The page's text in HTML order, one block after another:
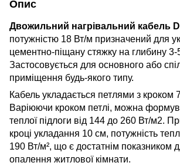
Опис
Двожильний нагрівальний кабель
потужністю 18 Вт/м призначений для
цементно-піщану стяжку на глибину 3-
Застосовується для основного або
приміщення будь-якого типу.
Кабель укладається петлями з кроком
Варіюючи кроком петлі, можна
теплої підлоги від 144 до 260 Вт/м2.
кроці укладання 10 см, потужність
190 Вт/м², що є достатнім показником
опалення житлової кімнати.